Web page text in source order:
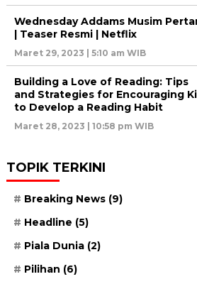
Wednesday Addams Musim
| Teaser Resmi | Netflix
Maret 29, 2023 | 5:10 am WIB
Building a Love of Reading: Tips
and Strategies for Encouraging
to Develop a Reading Habit
Maret 28, 2023 | 10:58 pm WIB
TOPIK TERKINI
Breaking News (9)
Headline (5)
Piala Dunia (2)
Pilihan (6)